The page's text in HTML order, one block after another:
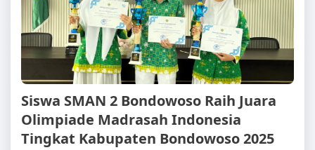
Siswa SMAN 2 Bondowoso Raih Juara
Olimpiade Madrasah Indonesia
Tingkat Kabupaten Bondowoso 2025